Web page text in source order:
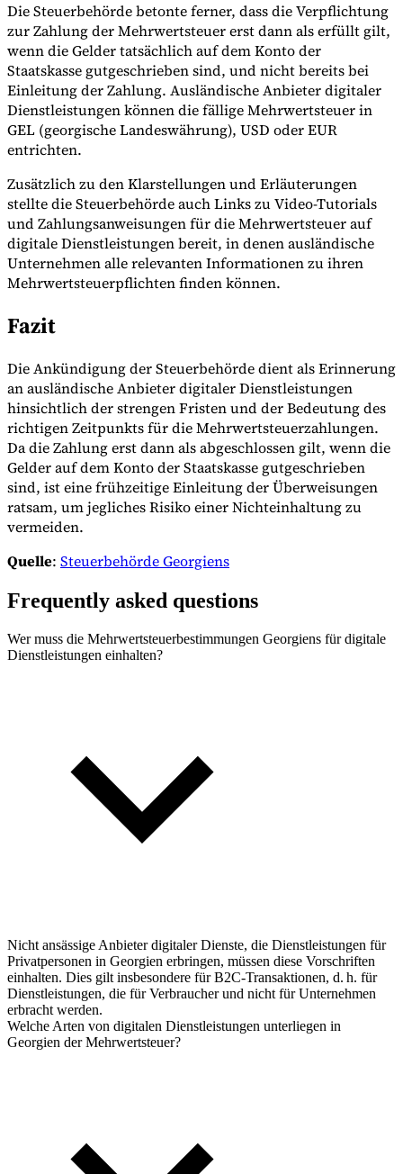
Die Steuerbehörde betonte ferner, dass die Verpflichtung
zur Zahlung der Mehrwertsteuer erst dann als erfüllt gilt,
wenn die Gelder tatsächlich auf dem Konto der
Staatskasse gutgeschrieben sind, und nicht bereits bei
Einleitung der Zahlung. Ausländische Anbieter digitaler
Dienstleistungen können die fällige Mehrwertsteuer in
GEL (georgische Landeswährung), USD oder EUR
entrichten.
Zusätzlich zu den Klarstellungen und Erläuterungen
stellte die Steuerbehörde auch Links zu Video-Tutorials
und Zahlungsanweisungen für die Mehrwertsteuer auf
digitale Dienstleistungen bereit, in denen ausländische
Unternehmen alle relevanten Informationen zu ihren
Mehrwertsteuerpflichten finden können.
Fazit
Die Ankündigung der Steuerbehörde dient als Erinnerung
an ausländische Anbieter digitaler Dienstleistungen
hinsichtlich der strengen Fristen und der Bedeutung des
richtigen Zeitpunkts für die Mehrwertsteuerzahlungen.
Da die Zahlung erst dann als abgeschlossen gilt, wenn die
Gelder auf dem Konto der Staatskasse gutgeschrieben
sind, ist eine frühzeitige Einleitung der Überweisungen
ratsam, um jegliches Risiko einer Nichteinhaltung zu
vermeiden.
Quelle: Steuerbehörde Georgiens
Frequently asked questions
Wer muss die Mehrwertsteuerbestimmungen Georgiens für digitale
Dienstleistungen einhalten?
Nicht ansässige Anbieter digitaler Dienste, die Dienstleistungen für
Privatpersonen in Georgien erbringen, müssen diese Vorschriften
einhalten. Dies gilt insbesondere für B2C-Transaktionen, d. h. für
Dienstleistungen, die für Verbraucher und nicht für Unternehmen
erbracht werden.
Welche Arten von digitalen Dienstleistungen unterliegen in
Georgien der Mehrwertsteuer?